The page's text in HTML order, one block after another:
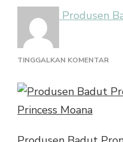
Produsen
TINGGALKAN KOMENTARPADA